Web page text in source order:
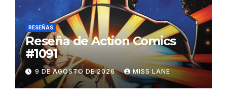
RESEÑAS
Reseña de Action Comics
#1091
9 DE AGOSTO DE 2026 MISS LANE